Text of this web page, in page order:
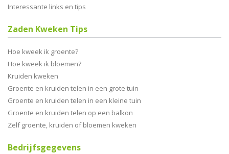
Interessante links en tips
Zaden Kweken Tips
Hoe kweek ik groente?
Hoe kweek ik bloemen?
Kruiden kweken
Groente en kruiden telen in een grote tuin
Groente en kruiden telen in een kleine tuin
Groente en kruiden telen op een balkon
Zelf groente, kruiden of bloemen kweken
Bedrijfsgegevens